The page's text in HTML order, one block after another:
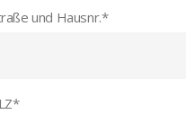
und Hausnr.*
*